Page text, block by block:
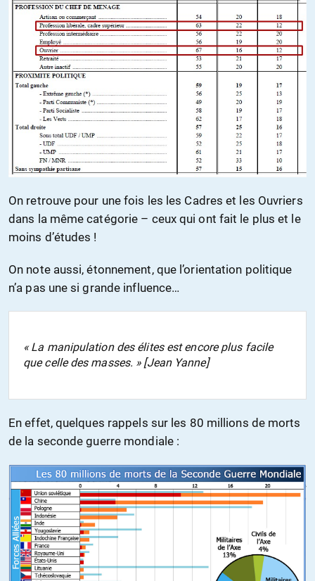
On retrouve pour une fois les les Cadres et les Ouvriers
dans la même catégorie – ceux qui ont fait le plus et le
moins d’études !
On note aussi, étonnement, que l’orientation politique
n’a pas une si grande influence…
« La manipulation des élites est encore plus facile
que celle des masses. » [Jean Yanne]
En effet, quelques rappels sur les 80 millions de morts
de la seconde guerre mondiale :